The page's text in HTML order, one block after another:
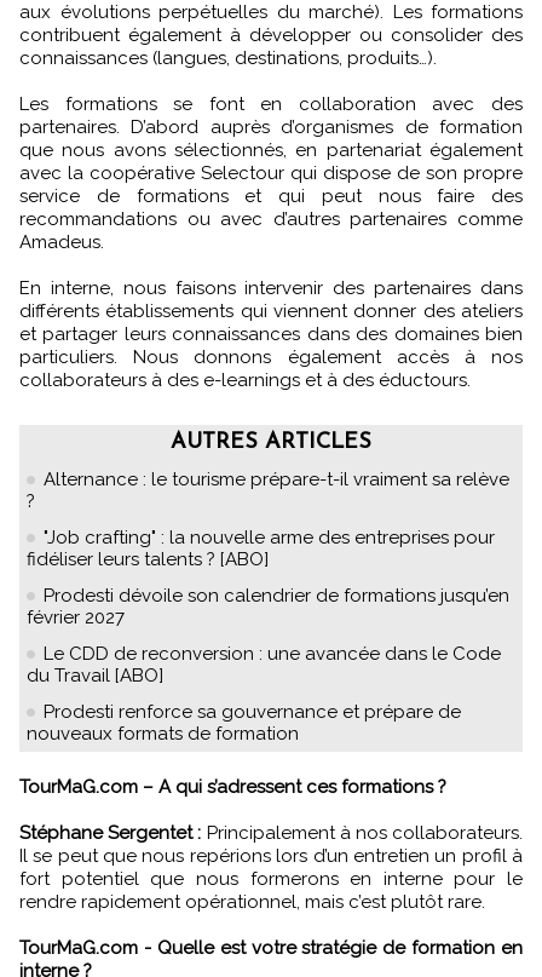
aux évolutions perpétuelles du marché). Les formations
contribuent également à développer ou consolider des
connaissances (langues, destinations, produits…).
Les formations se font en collaboration avec des
partenaires. D’abord auprès d’organismes de formation
que nous avons sélectionnés, en partenariat également
avec la coopérative Selectour qui dispose de son propre
service de formations et qui peut nous faire des
recommandations ou avec d’autres partenaires comme
Amadeus.
En interne, nous faisons intervenir des partenaires dans
différents établissements qui viennent donner des ateliers
et partager leurs connaissances dans des domaines bien
particuliers. Nous donnons également accès à nos
collaborateurs à des e-learnings et à des éductours.
AUTRES ARTICLES
Alternance : le tourisme prépare-t-il vraiment sa relève
?
"Job crafting" : la nouvelle arme des entreprises pour
fidéliser leurs talents ? [ABO]
Prodesti dévoile son calendrier de formations jusqu’en
février 2027
Le CDD de reconversion : une avancée dans le Code
du Travail [ABO]
Prodesti renforce sa gouvernance et prépare de
nouveaux formats de formation
TourMaG.com – A qui s’adressent ces formations ?
Stéphane Sergentet : Principalement à nos collaborateurs.
Il se peut que nous repérions lors d’un entretien un profil à
fort potentiel que nous formerons en interne pour le
rendre rapidement opérationnel, mais c’est plutôt rare.
TourMaG.com - Quelle est votre stratégie de formation en
interne ?